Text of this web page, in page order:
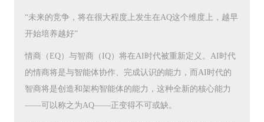
“未来的竞争，将在很大程度上发生在AQ这个维度上，越早
开始培养越好”
情商（EQ）与智商（IQ）将在AI时代被重新定义。AI时代
的情商将是与智能体协作、完成认识的能力，而AI时代的
智商将是创造和架构智能体的能力，这种全新的核心能力
——可以称之为AQ——正变得不可或缺。